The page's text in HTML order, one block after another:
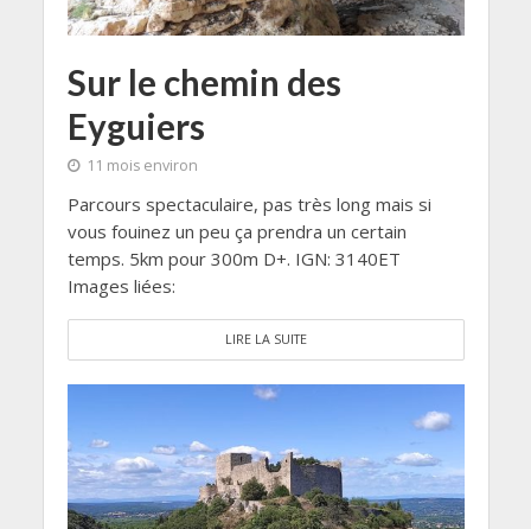
Sur le chemin des
Eyguiers
11 mois environ
Parcours spectaculaire, pas très long mais si
vous fouinez un peu ça prendra un certain
temps. 5km pour 300m D+. IGN: 3140ET
Images liées:
LIRE LA SUITE